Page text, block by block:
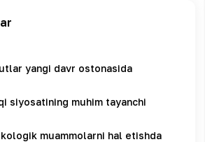
yangi davr ostonasida
siyosatining muhim tayanchi
muammolarni hal etishda